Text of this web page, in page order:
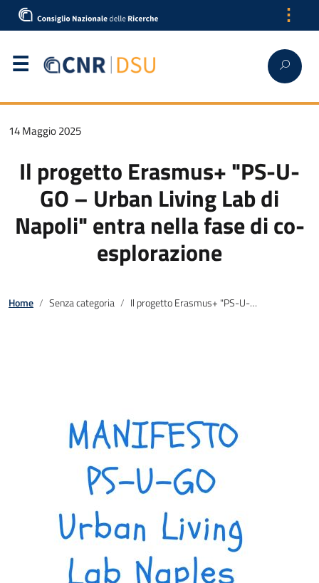
⋮
14 Maggio 2025
Il progetto Erasmus+ "PS-U-
GO – Urban Living Lab di
Napoli" entra nella fase di co-
esplorazione
Home Senza categoria Il progetto Erasmus+ "PS-U-GO – Urban Living Lab di Napoli" entra nella fase di co-esplorazione